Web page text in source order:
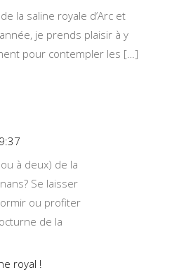
la saline royale d’Arc et
je prends plaisir à y
pour contempler les […]
à deux) de la
Se laisser
ou profiter
de la
royal !